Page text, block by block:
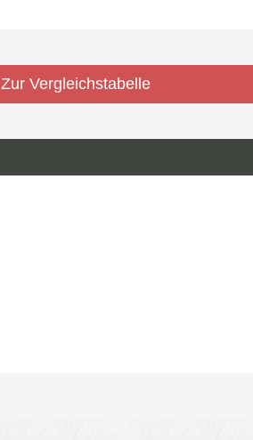
Zur Vergleichstabelle